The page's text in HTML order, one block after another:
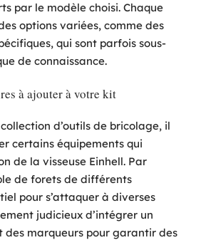
par le modèle choisi. Chaque
options variées, comme des
qui sont parfois sous-
de connaissance.
à ajouter à votre kit
d’outils de bricolage, il
certains équipements qui
de la visseuse Einhell. Par
de forets de différents
pour s’attaquer à diverses
judicieux d’intégrer un
marqueurs pour garantir des